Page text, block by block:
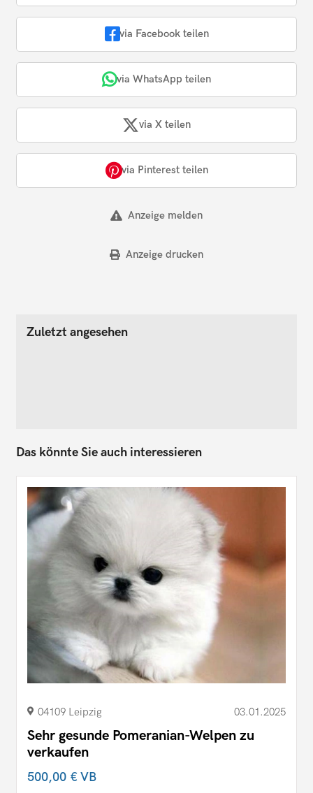
via Facebook teilen
via WhatsApp teilen
via X teilen
via Pinterest teilen
Anzeige melden
Anzeige drucken
Zuletzt angesehen
Das könnte Sie auch interessieren
04109 Leipzig 03.01.2025
Sehr gesunde Pomeranian-Welpen zu
verkaufen
500,00 €VB